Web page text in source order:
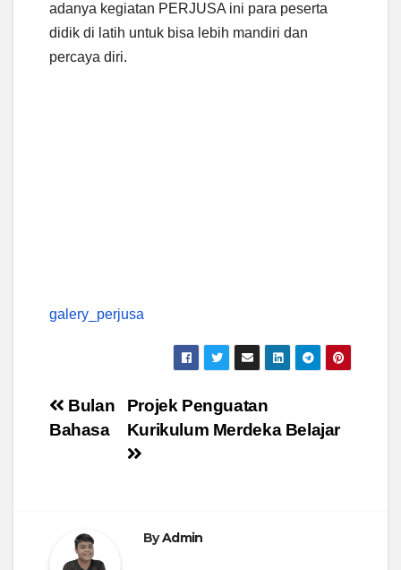
adanya kegiatan PERJUSA ini para peserta
didik di latih untuk bisa lebih mandiri dan
percaya diri.
galery_perjusa
Post
navigation
Projek Penguatan
Kurikulum Merdeka Belajar
Bulan
Bahasa
ByAdmin